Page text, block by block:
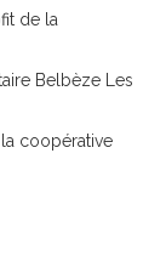
de la
Belbèze Les
coopérative